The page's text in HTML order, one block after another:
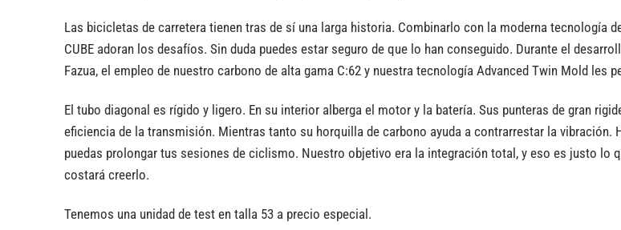
Las bicicletas de carretera tienen tras de sí una larga historia. Combinarlo con la moderna tecnología
CUBE adoran los desafíos. Sin duda puedes estar seguro de que lo han conseguido. Durante el
Fazua, el empleo de nuestro carbono de alta gama C:62 y nuestra tecnología Advanced Twin Mold les
El tubo diagonal es rígido y ligero. En su interior alberga el motor y la batería. Sus punteras de gran
eficiencia de la transmisión. Mientras tanto su horquilla de carbono ayuda a contrarrestar la
puedas prolongar tus sesiones de ciclismo. Nuestro objetivo era la integración total, y eso es justo lo
costará creerlo.
Tenemos una unidad de test en talla 53 a precio especial.